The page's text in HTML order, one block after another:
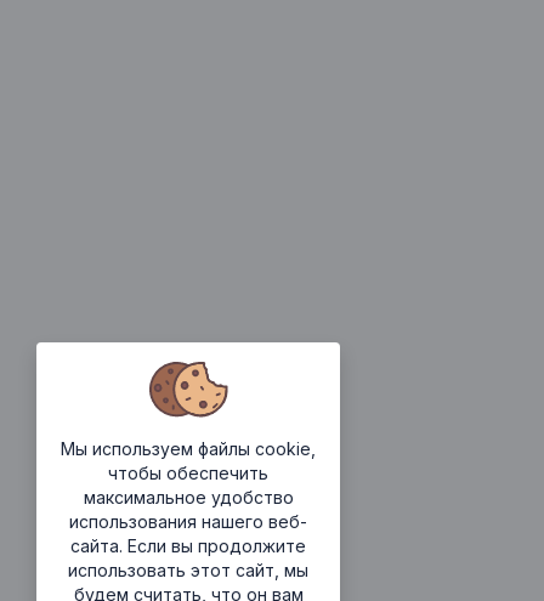
Мы используем файлы cookie,
чтобы обеспечить
максимальное удобство
использования нашего веб-
сайта. Если вы продолжите
использовать этот сайт, мы
будем считать, что он вам